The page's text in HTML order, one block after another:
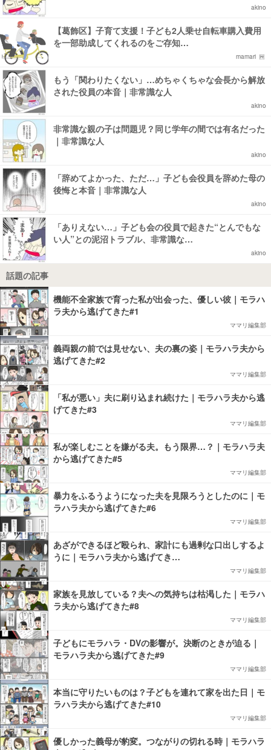
akino
【葛飾区】子育て支援！子ども2人乗せ自転車購入費用
を一部助成してくれるのをご存知…
mamari
もう「関わりたくない」…めちゃくちゃな会長から解放
された役員の本音｜非常識な人
akino
非常識な親の子は問題児？同じ学年の間では有名だった
｜非常識な人
akino
「辞めてよかった、ただ…」子ども会役員を辞めた母の
後悔と本音｜非常識な人
akino
「ありえない…」子ども会の役員で起きた“とんでもな
い人”との泥沼トラブル、非常識な…
akino
話題の記事
機能不全家族で育った私が出会った、優しい彼｜モラハ
ラ夫から逃げてきた#1
ママリ編集部
義両親の前では見せない、夫の裏の姿｜モラハラ夫から
逃げてきた#2
ママリ編集部
「私が悪い」夫に刷り込まれ続けた｜モラハラ夫から逃
げてきた#3
ママリ編集部
私が楽しむことを嫌がる夫。もう限界…？｜モラハラ夫
から逃げてきた#5
ママリ編集部
暴力をふるうようになった夫を見限ろうとしたのに｜モ
ラハラ夫から逃げてきた#6
ママリ編集部
あざができるほど殴られ、家計にも過剰な口出しするよ
うに｜モラハラ夫から逃げてき…
ママリ編集部
家族を見放している？夫への気持ちは枯渇した｜モラハ
ラ夫から逃げてきた#8
ママリ編集部
子どもにモラハラ・DVの影響が。決断のときが迫る｜
モラハラ夫から逃げてきた#9
ママリ編集部
本当に守りたいものは？子どもを連れて家を出た日｜モ
ラハラ夫から逃げてきた#10
ママリ編集部
優しかった義母が豹変。つながりの切れる時｜モラハラ